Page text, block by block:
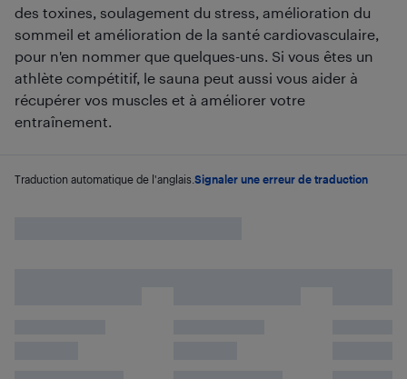
des toxines, soulagement du stress, amélioration du
sommeil et amélioration de la santé cardiovasculaire,
pour n'en nommer que quelques-uns. Si vous êtes un
athlète compétitif, le sauna peut aussi vous aider à
récupérer vos muscles et à améliorer votre
entraînement.
Traduction automatique de l'anglais. Signaler une erreur de traduction